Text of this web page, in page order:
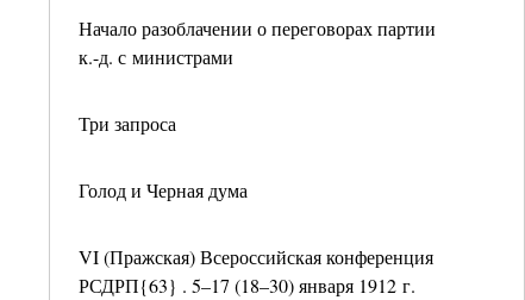
Начало разоблачении о переговорах партии
к.-д. с министрами
Три запроса
Голод и Черная дума
VI (Пражская) Всероссийская конференция
РСДРП{63} . 5–17 (18–30) января 1912 г.